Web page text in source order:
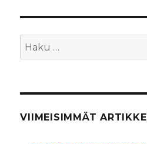
Etsi:
VIIMEISIMMÄT